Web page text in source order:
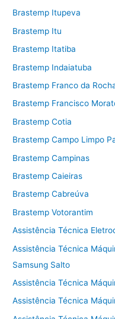
Brastemp Itupeva
Brastemp Itu
Brastemp Itatiba
Brastemp Indaiatuba
Brastemp Franco da
Brastemp Francisco
Brastemp Cotia
Brastemp Campo Limpo
Brastemp Campinas
Brastemp Caieiras
Brastemp Cabreúva
Brastemp Votorantim
Assistência Técnica
Assistência Técnica
Samsung Salto
Assistência Técnica
Assistência Técnica